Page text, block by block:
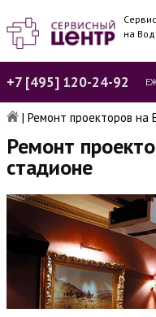
на
+7 [495] 120-24-92
| Ремонт проекторов на
Ремонт
стадионе